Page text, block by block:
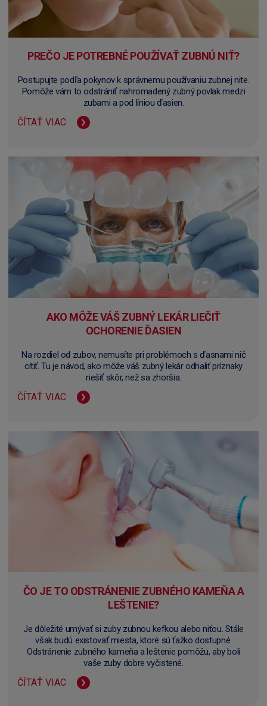
PREČO JE POTREBNÉ POUŽÍVAŤ ZUBNÚ NIŤ?
Postupujte podľa pokynov k správnemu používaniu zubnej nite.
Pomôže vám to odstrániť nahromadený zubný povlak medzi
zubami a pod líniou ďasien.
ČÍTAŤ VIAC
AKO MÔŽE VÁŠ ZUBNÝ LEKÁR LIEČIŤ
OCHORENIE ĎASIEN
Na rozdiel od zubov, nemusíte pri problémoch s ďasnami nič
cítiť. Tu je návod, ako môže váš zubný lekár odhaliť príznaky
riešiť skôr, než sa zhoršia.
ČÍTAŤ VIAC
ČO JE TO ODSTRÁNENIE ZUBNÉHO KAMEŇA A
LEŠTENIE?
Je dôležité umývať si zuby zubnou kefkou alebo niťou. Stále
však budú existovať miesta, ktoré sú ťažko dostupné.
Odstránenie zubného kameňa a leštenie pomôžu, aby boli
vaše zuby dobre vyčistené.
ČÍTAŤ VIAC